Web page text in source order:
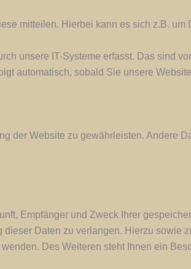
mitteilen. Hierbei kann es sich z.B.
unsere IT-Systeme erfasst. Das sind
automatisch, sobald Sie unsere
der Website zu gewährleisten. Andere
Empfänger und Zweck Ihrer
Daten zu verlangen. Hierzu sowie
Des Weiteren steht Ihnen ein